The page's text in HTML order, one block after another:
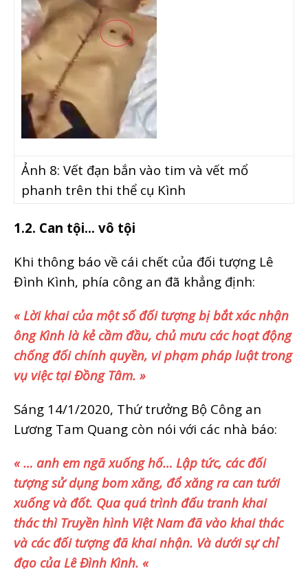
Ảnh 8: Vết đạn bắn vào tim và vết mổ
phanh trên thi thể cụ Kình
1.2. Can tội… vô tội
Khi thông báo về cái chết của đối tượng Lê
Đình Kình, phía công an đã khẳng định:
« Lời khai của một số đối tượng bị bắt xác nhận
ông Kình là kẻ cầm đầu, chủ mưu các hoạt động
chống đối chính quyền, vi phạm pháp luật trong
vụ việc tại Đồng Tâm. »
Sáng 14/1/2020, Thứ trưởng Bộ Công an
Lương Tam Quang còn nói với các nhà báo:
« … anh em ngã xuống hố… Lập tức, các đối
tượng sử dụng bom xăng, đổ xăng ra can tưới
xuống và đốt. Qua quá trình đấu tranh khai
thác thì Truyền hình Việt Nam đã vào khai thác
và các đối tượng đã khai nhận. Và dưới sự chỉ
đạo của Lê Đình Kình. «